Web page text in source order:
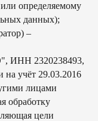
определяемому
данных);
–
2320238493,
на учёт 29.03.2016
лицами
обработку
цели